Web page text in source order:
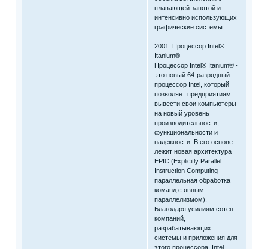
плавающей запятой и
интенсивно использующих
графические системы.
2001: Процессор Intel®
Itanium®
Процессор Intel® Itanium® -
это новый 64-разрядный
процессор Intel, который
позволяет предприятиям
вывести свои компьютеры
на новый уровень
производительности,
функциональности и
надежности. В его основе
лежит новая архитектура
EPIC (Explicitly Parallel
Instruction Computing -
параллельная обработка
команд с явным
параллелизмом).
Благодаря усилиям сотен
компаний,
разрабатывающих
системы и приложения для
этого процессора, Intel